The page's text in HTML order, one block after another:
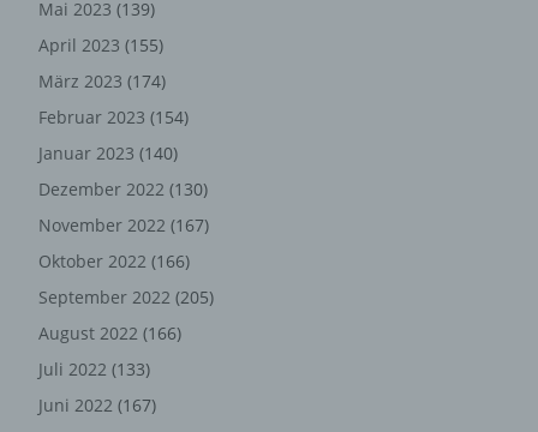
Mai 2023 (139)
April 2023 (155)
März 2023 (174)
Februar 2023 (154)
Januar 2023 (140)
Dezember 2022 (130)
November 2022 (167)
Oktober 2022 (166)
September 2022 (205)
August 2022 (166)
Juli 2022 (133)
Juni 2022 (167)
a) Recht auf Bestätigung
Jede betroffene Person hat das vom Europäischen
Recht, von dem für die Verarbeitung Verantwortlichen
eine Bestätigung darüber zu verlangen, ob sie
betreffende personenbezogene Daten verarbeitet
Bestätigungsrecht in Anspruch nehmen, kann sie sich
hierzu jederzeit an einen Mitarbeiter des für die
Verarbeitung Verantwortlichen wenden.
b) Recht auf Auskunft
Jede von der Verarbeitung personenbezogener